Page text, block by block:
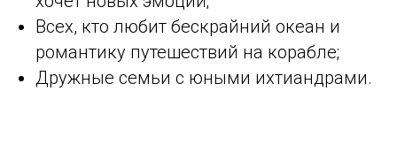
Всех, кто любит бескрайний океан и
романтику путешествий на корабле;
Дружные семьи с юными ихтиандрами.